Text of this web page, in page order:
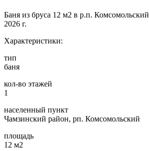
Баня из бруса 12 м2 в р.п. Комсомольский
2026 г.
Характеристики:
тип
баня
кол-во этажей
1
населенный пункт
Чамзинский район, рп. Комсомольский
площадь
12 м2